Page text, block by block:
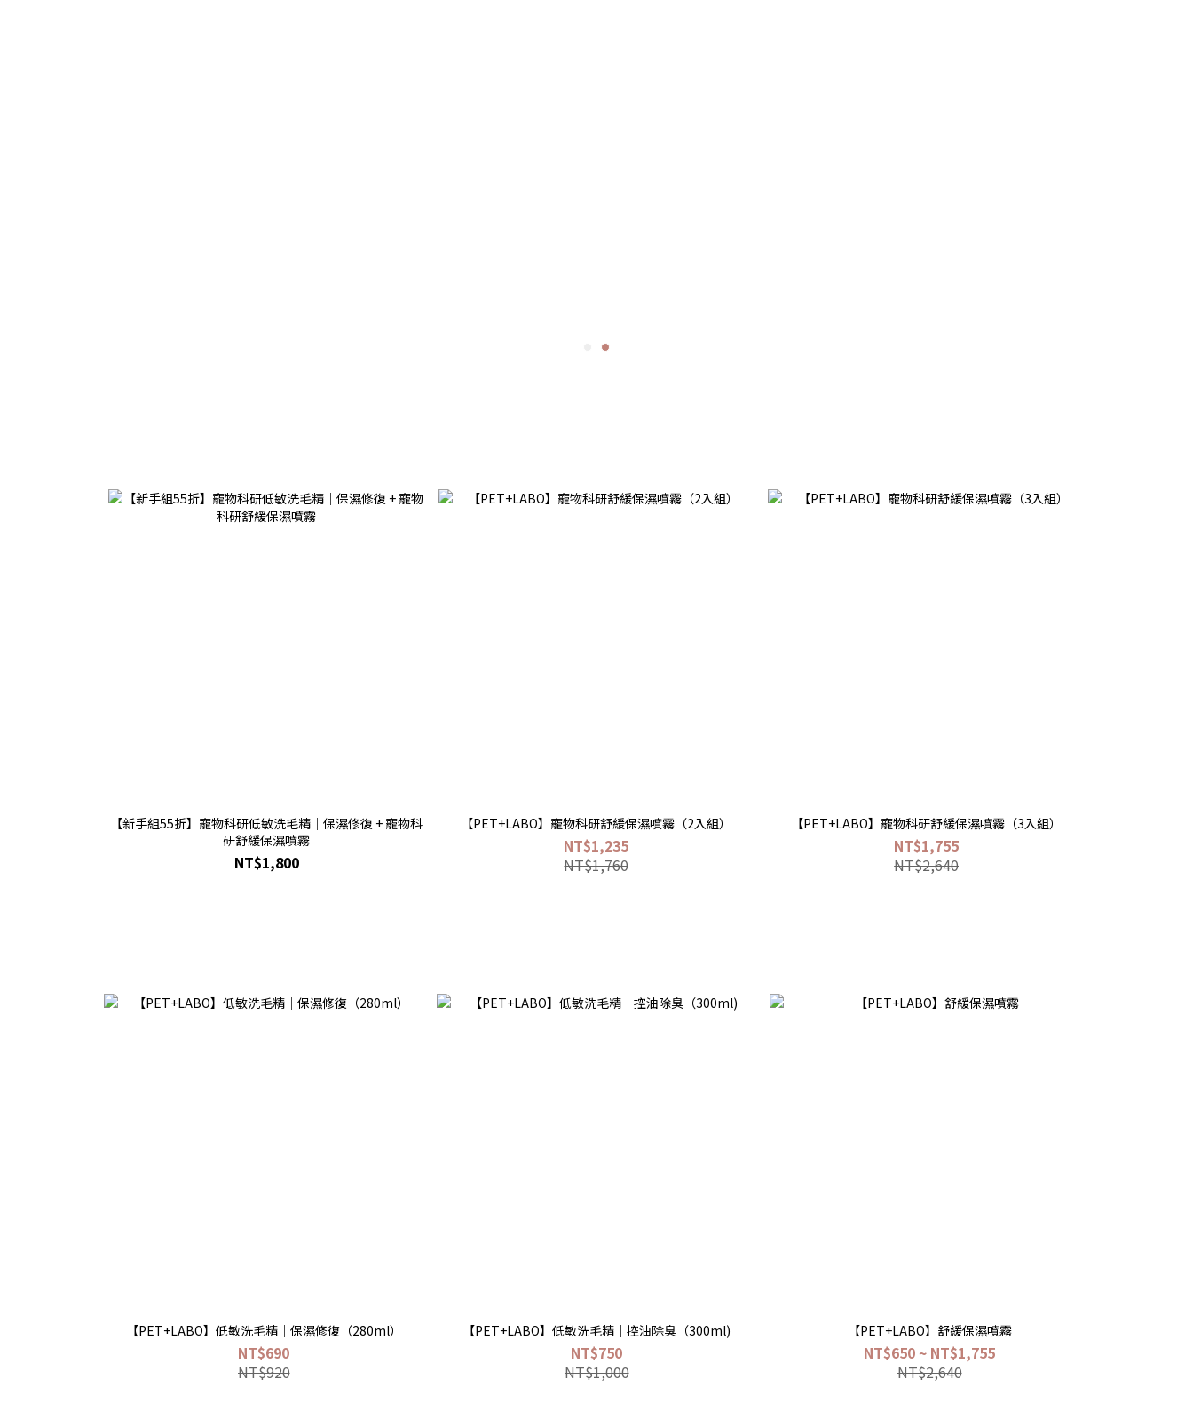
【新手組55折】寵物科研低敏洗毛精｜保濕修復 + 寵物科
研舒緩保濕噴霧
NT$1,800
【PET+LABO】寵物科研舒緩保濕噴霧（2入組）
NT$1,235
NT$1,760
【PET+LABO】寵物科研舒緩保濕噴霧（3入組）
NT$1,755
NT$2,640
【PET+LABO】低敏洗毛精｜保濕修復（280ml）
NT$690
NT$920
【PET+LABO】低敏洗毛精｜控油除臭（300ml)
NT$750
NT$1,000
【PET+LABO】舒緩保濕噴霧
NT$650 ~ NT$1,755
NT$2,640